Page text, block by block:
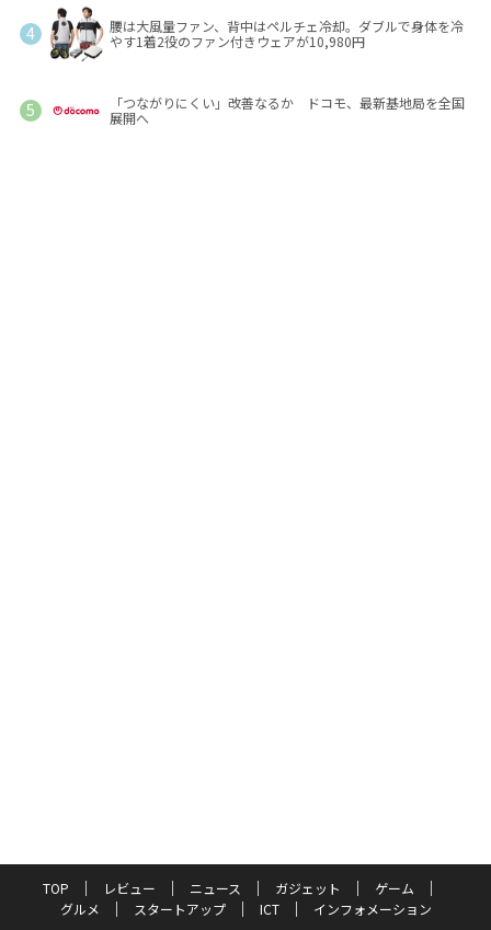
腰は大風量ファン、背中はペルチェ冷却。ダブルで身体を冷
やす1着2役のファン付きウェアが10,980円
「つながりにくい」改善なるか ドコモ、最新基地局を全国
展開へ
TOP レビュー ニュース ガジェット
ゲーム
グルメ
スタートアップ ICT インフォメーション